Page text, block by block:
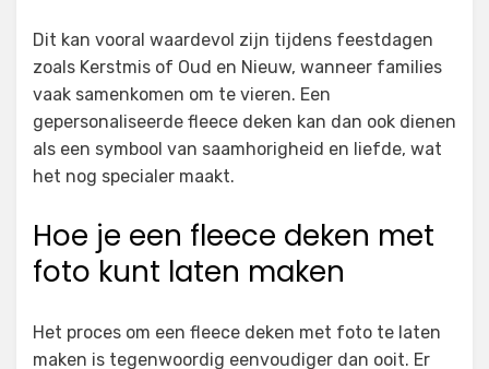
Dit kan vooral waardevol zijn tijdens feestdagen
zoals Kerstmis of Oud en Nieuw, wanneer families
vaak samenkomen om te vieren. Een
gepersonaliseerde fleece deken kan dan ook dienen
als een symbool van saamhorigheid en liefde, wat
het nog specialer maakt.
Hoe je een fleece deken met
foto kunt laten maken
Het proces om een fleece deken met foto te laten
maken is tegenwoordig eenvoudiger dan ooit. Er